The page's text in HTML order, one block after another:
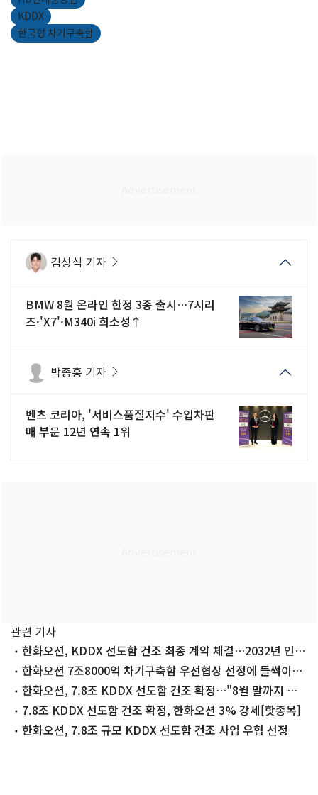
KDDX
한국형 차기구축함
김성식 기자
BMW 8월 온라인 한정 3종 출시…7시리
즈·'X7'·M340i 희소성↑
박종홍 기자
벤츠 코리아, '서비스품질지수' 수입차판
매 부문 12년 연속 1위
관련 기사
한화오션, KDDX 선도함 건조 최종 계약 체결…2032년 인도
(종합)
한화오션 7조8000억 차기구축함 우선협상 선정에 들썩이는
거제한화오션, 7.8조 KDDX 선도함 건조 확정…"8월 말까지 계약
목표"(종합)
7.8조 KDDX 선도함 건조 확정, 한화오션 3% 강세[핫종목]
한화오션, 7.8조 규모 KDDX 선도함 건조 사업 우협 선정